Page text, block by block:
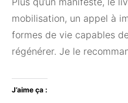
mobilisation, un appel à
formes de vie capables
régénérer. Je le
J’aime ça :